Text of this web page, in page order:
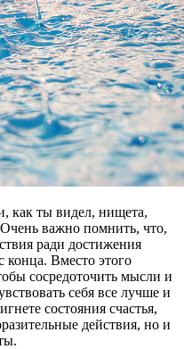
как ты видел, нищета,
Очень важно помнить, что,
ради достижения
конца. Вместо этого
сосредоточить мысли и
себя все лучше и
состояния счастья,
действия, но и